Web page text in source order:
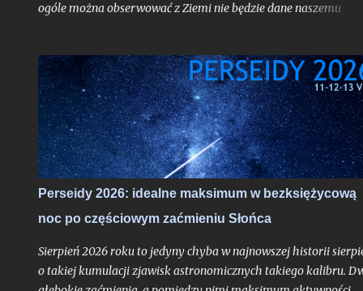
ogóle można obserwować z Ziemi nie będzie dane naszemu
który obszar kontynentu chodzi - spektakl ten rozegra się
innymi nad Hiszpanią. Choć faza całkowita z Polski
nie będzie, tak duża bliskość względem pasa jej widoczności
oznacza nieuchronnie, że znajdziemy się w strefie zaćmienia
częściowego o bardzo głębokiej fazie maksymalnej
do aż 87%, gdy Słońce stanie się cienkim sierpem. Jako, że
zaćmienia chodzą parami - nieco ponad dwa tygodnie od
gdy nasz satelita osiągnie pełnię czeka nas częściowe zaćmienie
Księżyca - znów o bardzo głębokiej fazie maksymalnej. Oba te
zaćmienie Słońc...
Perseidy 2026: idealne maksimum w bezksiężycową
noc po częściowym zaćmieniu Słońca
Sierpień 2026 roku to jedyny chyba w najnowszej historii
o takiej kumulacji zjawisk astronomicznych takiego kalibru.